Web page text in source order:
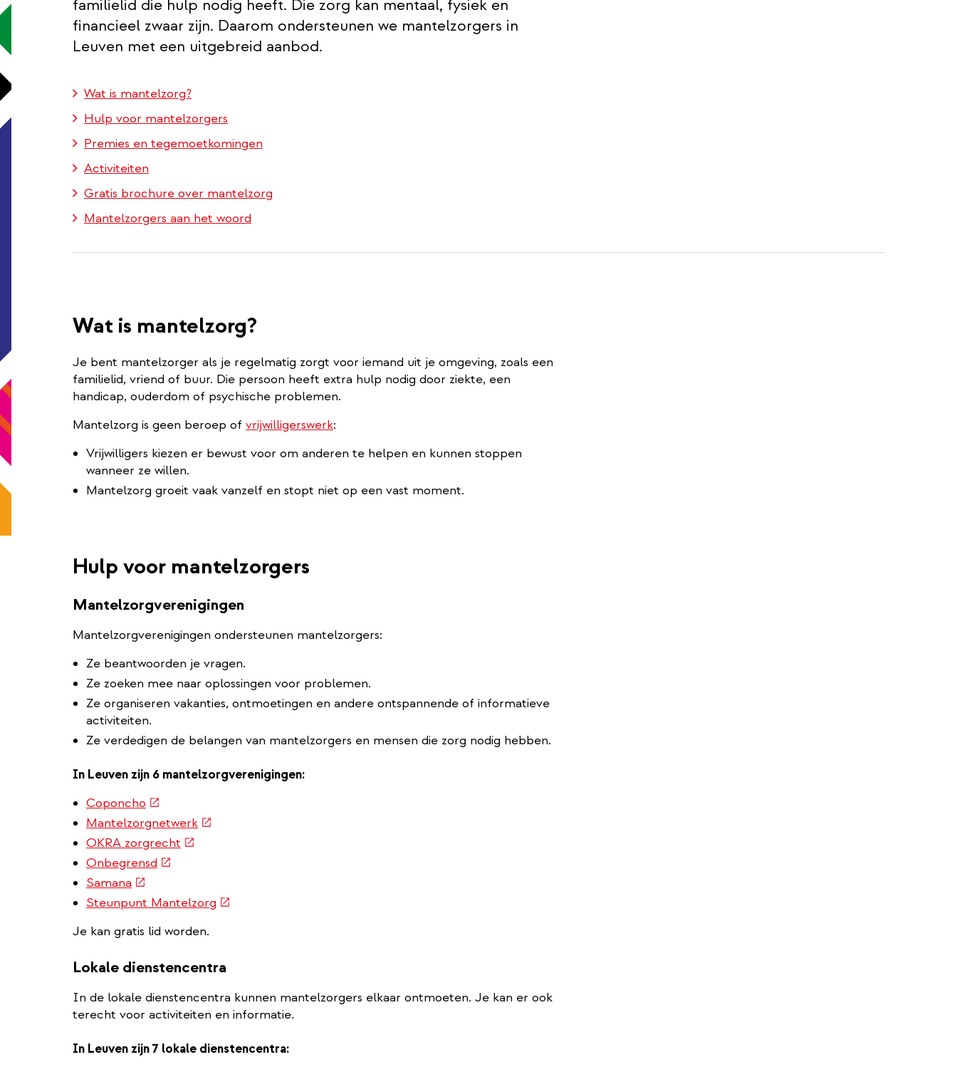
familielid die hulp nodig heeft. Die zorg kan mentaal, fysiek en
financieel zwaar zijn. Daarom ondersteunen we mantelzorgers in
Leuven met een uitgebreid aanbod.
Wat is mantelzorg?
Hulp voor mantelzorgers
Premies en tegemoetkomingen
Activiteiten
Gratis brochure over mantelzorg
Mantelzorgers aan het woord
Wat is mantelzorg?
Je bent mantelzorger als je regelmatig zorgt voor iemand uit je omgeving, zoals een
familielid, vriend of buur. Die persoon heeft extra hulp nodig door ziekte, een
handicap, ouderdom of psychische problemen.
Mantelzorg is geen beroep of vrijwilligerswerk:
Vrijwilligers kiezen er bewust voor om anderen te helpen en kunnen stoppen
wanneer ze willen.
Mantelzorg groeit vaak vanzelf en stopt niet op een vast moment.
Hulp voor mantelzorgers
Mantelzorgverenigingen
Mantelzorgverenigingen ondersteunen mantelzorgers:
Ze beantwoorden je vragen.
Ze zoeken mee naar oplossingen voor problemen.
Ze organiseren vakanties, ontmoetingen en andere ontspannende of informatieve
activiteiten.
Ze verdedigen de belangen van mantelzorgers en mensen die zorg nodig hebben.
In Leuven zijn 6 mantelzorgverenigingen:
Coponcho (externe
link)
Mantelzorgnetwerk(externe
OKRA zorgrecht (externe
Onbegrensd (externe
Samana (externe
link)
Steunpunt Mantelzorg (externe
Je kan gratis lid worden.
Lokale dienstencentra
In de lokale dienstencentra kunnen mantelzorgers elkaar ontmoeten. Je kan er ook
terecht voor activiteiten en informatie.
In Leuven zijn 7 lokale dienstencentra: